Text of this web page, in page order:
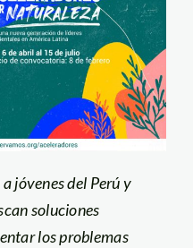
jóvenes del Perú y
soluciones
los problemas